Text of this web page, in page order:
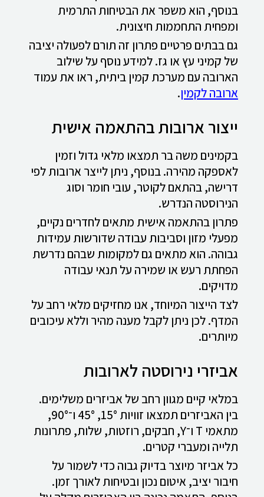
בנוסף, הוא משפר את הבטיחות התרמית
ומפחית התחממות חיצונית.
גם בבתים פרטיים פתרון זה תורם לפעולה יציבה
של קמיני עץ או גז. למידע נוסף על שילוב
הארובה עם מערכת קמין ביתית, ראו את עמוד
ארובה לקמין.
ייצור ארובות בהתאמה אישית
בקמינים משה בר תמצאו מלאי גדול וזמין
לאספקה מהירה. בנוסף, ניתן לייצר ארובות לפי
דרישה, בהתאם לקוטר, עובי חומר וסוג
הנירוסטה הנדרש.
פתרון בהתאמה אישית מתאים לחדרים נקיים,
מפעלי מזון וסביבות עבודה שדורשות עמידות
גבוהה. הוא מתאים גם למקומות שבהם נדרשת
הפחתת רעש או שמירה על תנאי עבודה
מדויקים.
לצד הייצור המיוחד, אנו מחזיקים מלאי רחב על
המדף. לכן ניתן לקבל מענה מהיר וללא עיכובים
מיותרים.
אביזרי נירוסטה לארובות
במלאי קיים מגוון רחב של אביזרים משלימים.
בין האביזרים תמצאו זוויות 15°, 45° ו־90°,
מתאמי T ו־Y, חבקים, רוזטות, שלות, פתרונות
תלייה ומעברי קטרים.
כל אביזר מיוצר בדיוק גבוה כדי לשמור על
חיבור יציב, איטום נכון ובטיחות לאורך זמן.